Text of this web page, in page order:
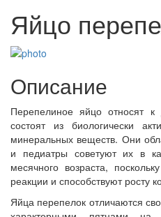
Яйцо
Описание
Перепелиное яйцо относят к
состоят из биологически
минеральных веществ. Они
и педиатры советуют их в
месячного возраста,
реакции и способствуют росту
Яйца перепелок отличаются